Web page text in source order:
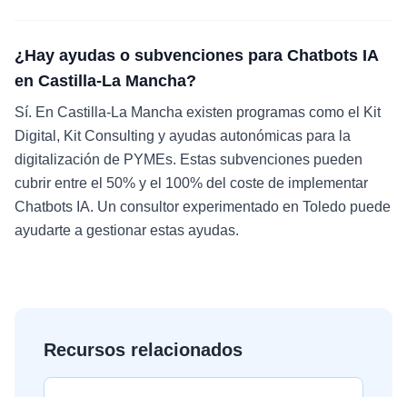
¿Hay ayudas o subvenciones para Chatbots IA
en Castilla-La Mancha?
Sí. En Castilla-La Mancha existen programas como el Kit
Digital, Kit Consulting y ayudas autonómicas para la
digitalización de PYMEs. Estas subvenciones pueden
cubrir entre el 50% y el 100% del coste de implementar
Chatbots IA. Un consultor experimentado en Toledo puede
ayudarte a gestionar estas ayudas.
Recursos relacionados